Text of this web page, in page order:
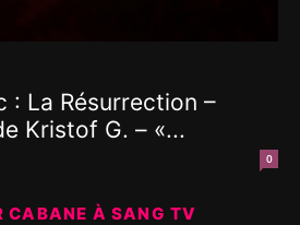
: La Résurrection –
Kristof G. – «...
0
CABANE À SANG TV